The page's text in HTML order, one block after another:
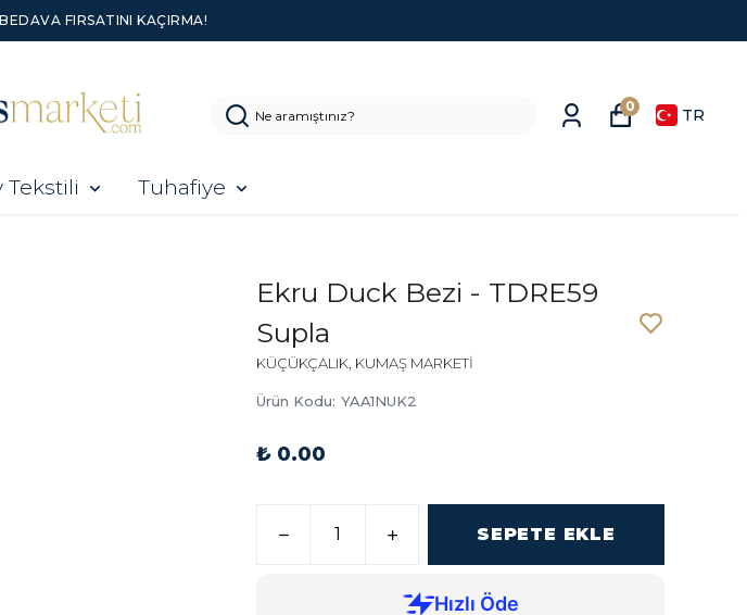
FIRSATINI KAÇIRMA!
Tekstili Tuhafiye
0 TR
Ekru Duck Bezi - TDRE59
Supla
KÜÇÜKÇALIK, KUMAŞ MARKETİ
Ürün Kodu: YAA1NUK2
₺ 0.00
SEPETE EKLE